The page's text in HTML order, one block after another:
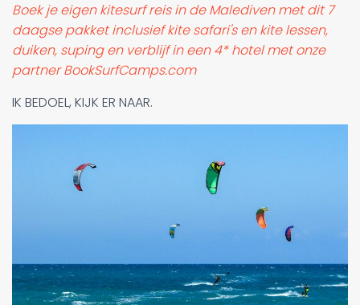
Boek je eigen kitesurf reis in de Malediven met dit 7
daagse pakket inclusief kite safari's en kite lessen,
duiken, suping en verblijf in een 4* hotel met onze
partner BookSurfCamps.com
IK BEDOEL, KIJK ER NAAR.